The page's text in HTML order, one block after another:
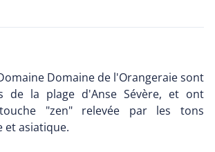
Domaine de l'Orangeraie sont
de la plage d'Anse Sévère, et ont
"zen" relevée par les tons
et asiatique.